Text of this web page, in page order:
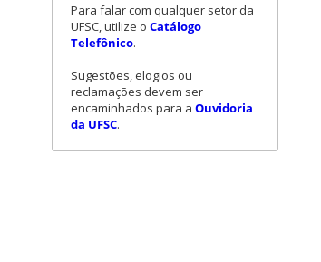
Para falar com qualquer setor da
UFSC, utilize o Catálogo
Telefônico.
Sugestões, elogios ou
reclamações devem ser
encaminhados para a Ouvidoria
da UFSC.